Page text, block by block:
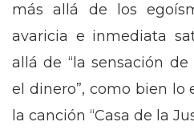
más allá de los
avaricia e inmediata
allá de “la sensación
el dinero”, como bien lo
la canción “Casa de la